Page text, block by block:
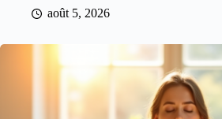
août 5, 2026